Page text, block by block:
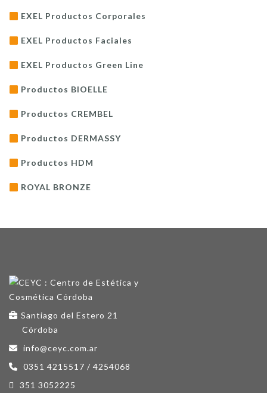
EXEL Productos Corporales
EXEL Productos Faciales
EXEL Productos Green Line
Productos BIOELLE
Productos CREMBEL
Productos DERMASSY
Productos HDM
ROYAL BRONZE
Santiago del Estero 21
Córdoba
info@ceyc.com.ar
0351 4215517 / 4254068
351 3052225